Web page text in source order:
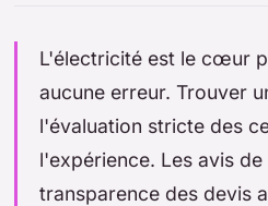
L'électricité est le cœur
aucune erreur. Trouver
l'évaluation stricte des
l'expérience. Les avis
transparence des devis